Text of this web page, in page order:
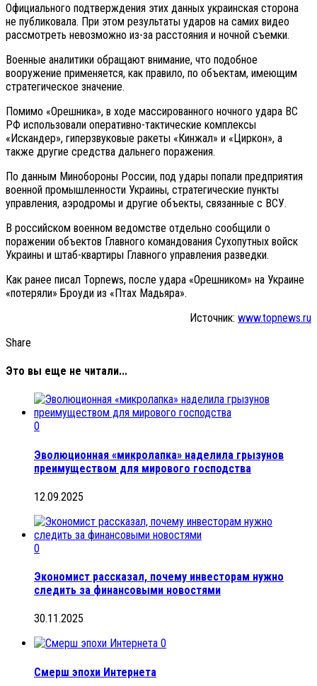
Официального подтверждения этих данных украинская сторона
не публиковала. При этом результаты ударов на самих видео
рассмотреть невозможно из-за расстояния и ночной съемки.
Военные аналитики обращают внимание, что подобное
вооружение применяется, как правило, по объектам, имеющим
стратегическое значение.
Помимо «Орешника», в ходе массированного ночного удара ВС
РФ использовали оперативно-тактические комплексы
«Искандер», гиперзвуковые ракеты «Кинжал» и «Циркон», а
также другие средства дальнего поражения.
По данным Минобороны России, под удары попали предприятия
военной промышленности Украины, стратегические пункты
управления, аэродромы и другие объекты, связанные с ВСУ.
В российском военном ведомстве отдельно сообщили о
поражении объектов Главного командования Сухопутных войск
Украины и штаб-квартиры Главного управления разведки.
Как ранее писал Topnews, после удара «Орешником» на Украине
«потеряли» Броуди из «Птах Мадьяра».
Источник: www.topnews.ru
Share
Это вы еще не читали...
0
Эволюционная «микролапка» наделила грызунов
преимуществом для мирового господства
12.09.2025
0
Экономист рассказал, почему инвесторам нужно
следить за финансовыми новостями
30.11.2025
0
Смерш эпохи Интернета